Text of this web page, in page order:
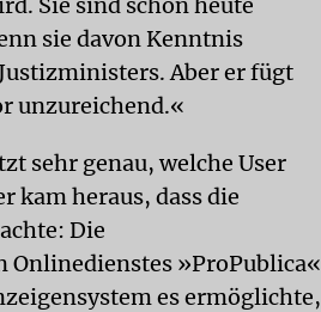
sie davon Kenntnis
Aber er fügt
unzureichend.«
sehr genau, welche User
kam heraus, dass die
Die
»ProPublica«
es ermöglichte,